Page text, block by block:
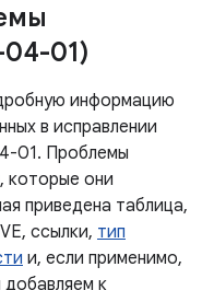
01)
информацию
в исправлении
01. Проблемы
которые они
приведена таблица,
ссылки, тип
и, если применимо,
добавляем к